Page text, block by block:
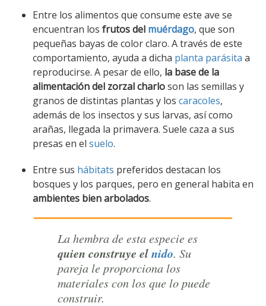
Entre los alimentos que consume este ave se
encuentran los frutos del muérdago, que son
pequeñas bayas de color claro. A través de este
comportamiento, ayuda a dicha planta parásita a
reproducirse. A pesar de ello, la base de la
alimentación del zorzal charloson las semillas y
granos de distintas plantas y los caracoles,
además de los insectos y sus larvas, así como
arañas, llegada la primavera. Suele caza a sus
presas en el suelo.
Entre sus hábitats preferidos destacan los
bosques y los parques, pero en general habita en
ambientes bien arbolados.
La hembra de esta especie es
quien construye elnido. Su
pareja le proporciona los
materiales con los que lo puede
construir.